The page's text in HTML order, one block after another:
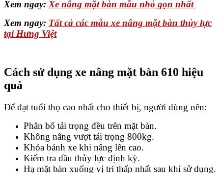
Xem ngay: Xe nâng mặt bàn mẫu nhỏ gọn nhất
Xem ngay: Tất cả các mẫu xe nâng mặt bàn thủy lực
tại Hưng Việt
Cách sử dụng xe nâng mặt bàn 610 hiệu
quả
Để đạt tuổi thọ cao nhất cho thiết bị, người dùng nên:
Phân bố tải trọng đều trên mặt bàn.
Không nâng vượt tải trọng 800kg.
Khóa bánh xe khi nâng lên cao.
Kiểm tra dầu thủy lực định kỳ.
Hạ mặt bàn xuống vị trí thấp nhất sau khi sử dụng.